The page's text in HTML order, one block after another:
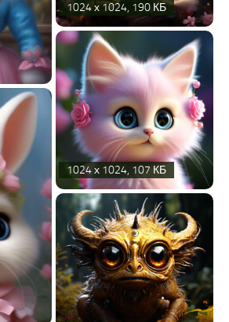
1024 х 1024, 190 КБ
1024 х 1024, 107 КБ